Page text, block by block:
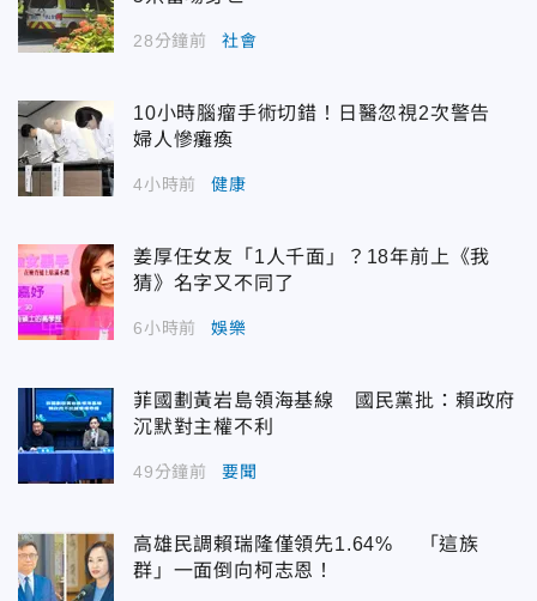
28分鐘前 社會
10小時腦瘤手術切錯！日醫忽視2次警告
婦人慘癱瘓
4小時前 健康
姜厚任女友「1人千面」？18年前上《我
猜》名字又不同了
6小時前 娛樂
菲國劃黃岩島領海基線 國民黨批：賴政府
沉默對主權不利
49分鐘前 要聞
高雄民調賴瑞隆僅領先1.64% 「這族
群」一面倒向柯志恩！